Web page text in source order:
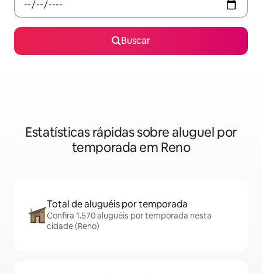
Buscar
Estatísticas rápidas sobre aluguel por
temporada em Reno
Total de aluguéis por temporada
Confira 1.570 aluguéis por temporada nesta
cidade (Reno)